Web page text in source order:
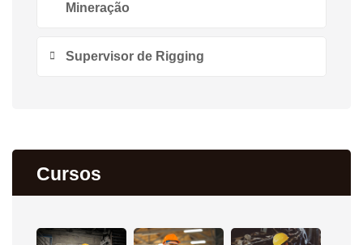
Mineração
Supervisor de Rigging
Cursos